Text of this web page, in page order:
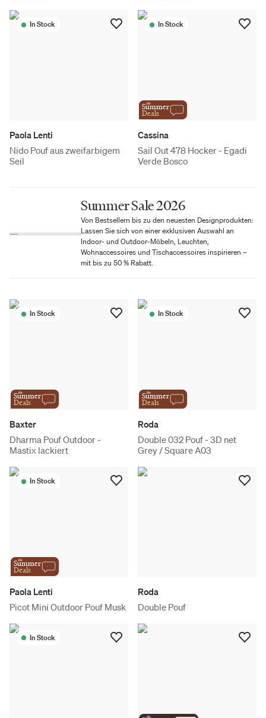
In Stock
Paola Lenti
Nido Pouf aus zweifarbigem
Seil
In Stock
the
Summer
Deals
Cassina
Sail Out 478 Hocker - Egadi
Verde Bosco
Summer Sale 2026
Von Bestsellern bis zu den neuesten Designprodukten:
Lassen Sie sich von einer exklusiven Auswahl an
Indoor- und Outdoor-Möbeln, Leuchten,
Wohnaccessoires und Tischaccessoires inspirieren –
mit bis zu 50 % Rabatt.
In Stock
the
Summer
Deals
Baxter
Dharma Pouf Outdoor -
Mastix lackiert
In Stock
the
Summer
Deals
Roda
Double 032 Pouf - 3D net
Grey / Square A03
In Stock
the
Summer
Deals
Paola Lenti
Picot Mini Outdoor Pouf Musk
Roda
Double Pouf
In Stock
the